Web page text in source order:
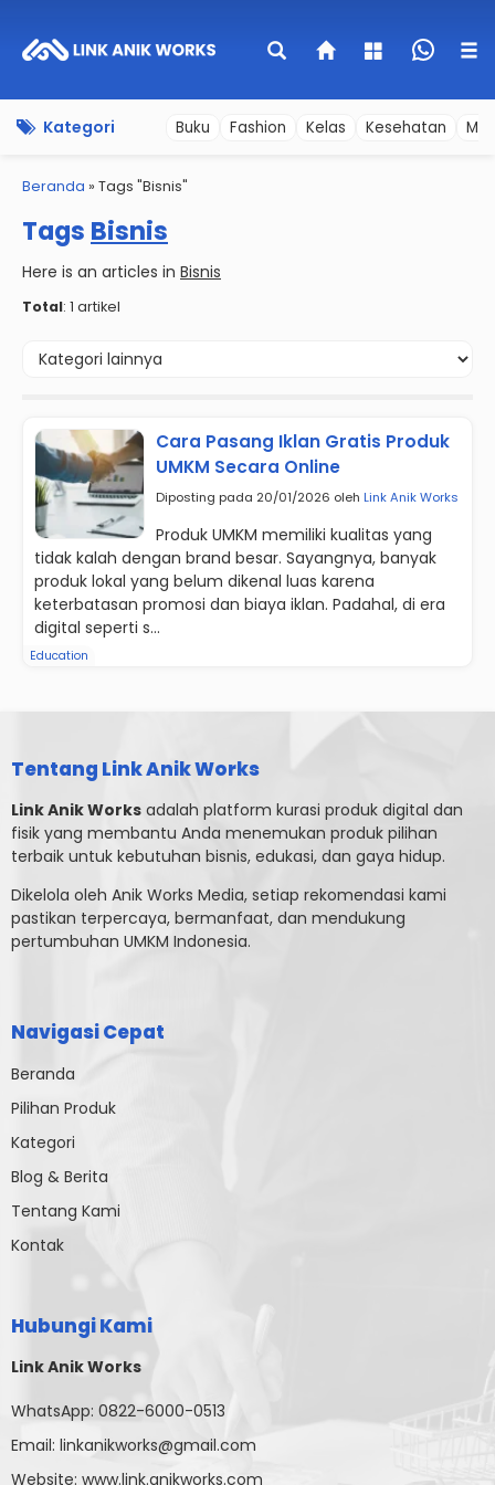
Kategori Buku Fashion Kelas Kesehatan
Beranda » Tags "Bisnis"
Tags Bisnis
Here is an articles in Bisnis
Total: 1 artikel
Cara Pasang Iklan Gratis Produk
UMKM Secara Online
Diposting pada 20/01/2026 oleh Link Anik Works
Produk UMKM memiliki kualitas yang
tidak kalah dengan brand besar. Sayangnya, banyak
produk lokal yang belum dikenal luas karena
keterbatasan promosi dan biaya iklan. Padahal, di era
digital seperti s...
Education
Tentang Link Anik Works
Link Anik Works adalah platform kurasi produk digital dan
fisik yang membantu Anda menemukan produk pilihan
terbaik untuk kebutuhan bisnis, edukasi, dan gaya hidup.
Dikelola oleh Anik Works Media, setiap rekomendasi kami
pastikan terpercaya, bermanfaat, dan mendukung
pertumbuhan UMKM Indonesia.
Navigasi Cepat
Beranda
Pilihan Produk
Kategori
Blog & Berita
Tentang Kami
Kontak
Hubungi Kami
Link Anik Works
WhatsApp: 0822-6000-0513
Email: linkanikworks@gmail.com
Website: www.link.anikworks.com